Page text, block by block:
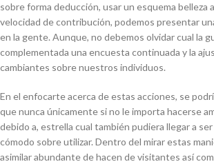
sobre forma deducción, usar un esquema belleza
velocidad de contribución, podemos presentar
en la gente. Aunque, no debemos olvidar cual la
complementada una encuesta continuada y la
cambiantes sobre nuestros individuos.
En el enfocarte acerca de estas acciones, se
que nunca únicamente si no le importa hacerse
debido a, estrella cual también pudiera llegar a
cómodo sobre utilizar. Dentro del mirar estas
asimilar abundante de hacen de visitantes así­